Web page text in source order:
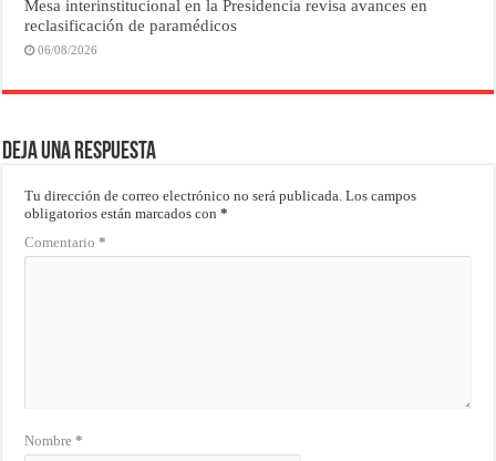
Mesa interinstitucional en la Presidencia revisa avances en
reclasificación de paramédicos
06/08/2026
Deja una respuesta
Tu dirección de correo electrónico no será publicada. Los campos
obligatorios están marcados con*
Comentario*
Nombre*